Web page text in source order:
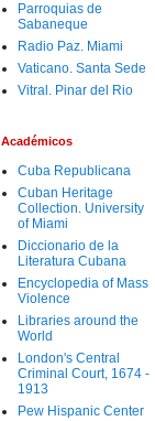
Parroquias de
Sabaneque
Radio Paz. Miami
Vaticano. Santa Sede
Vitral. Pinar del Rio
Académicos
Cuba Republicana
Cuban Heritage
Collection. University
of Miami
Diccionario de la
Literatura Cubana
Encyclopedia of Mass
Violence
Libraries around the
World
London's Central
Criminal Court, 1674 -
1913
Pew Hispanic Center